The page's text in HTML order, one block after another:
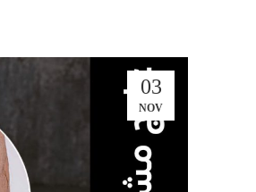
03
NOV